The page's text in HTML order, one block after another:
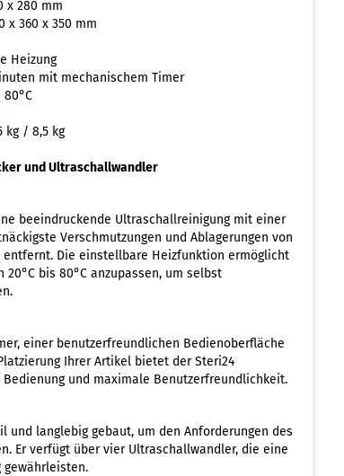
x 280 mm
x 360 x 350 mm
Heizung
mit mechanischem Timer
kg / 8,5 kg
und Ultraschallwandler
beeindruckende Ultraschallreinigung mit einer
Verschmutzungen und Ablagerungen von
Die einstellbare Heizfunktion ermöglicht
bis 80°C anzupassen, um selbst
einer benutzerfreundlichen Bedienoberfläche
Ihrer Artikel bietet der Steri24
und maximale Benutzerfreundlichkeit.
langlebig gebaut, um den Anforderungen des
Er verfügt über vier Ultraschallwandler, die eine
gewährleisten.